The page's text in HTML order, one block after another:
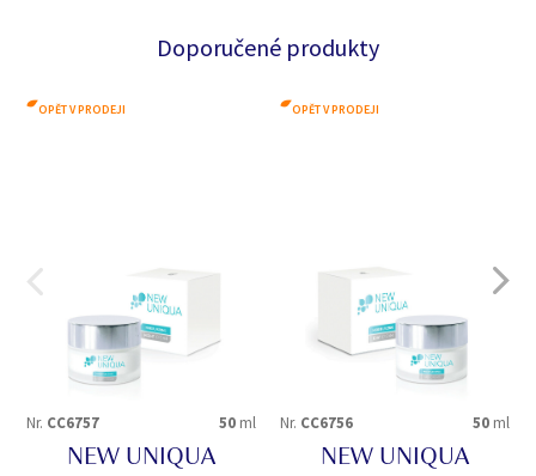
Doporučené produkty
OPĚT V PRODEJI
Nr. CC6757 50 ml
NEW UNIQUA
OPĚT V PRODEJI
Nr. CC6756 50 ml
NEW UNIQUA